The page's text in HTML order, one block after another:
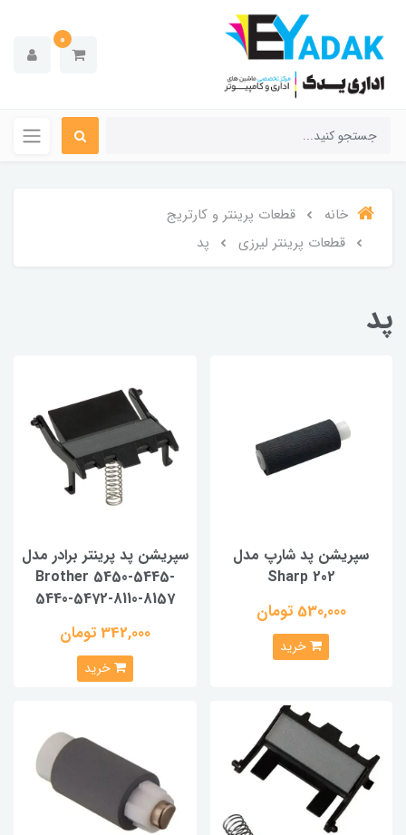
0
خانه
قطعات پرینتر و کارتریج
قطعات پرینتر لیرزی
پد
پد
سپریشن پد شارپ مدل
Sharp 202
530,000 تومان
خرید
سپریشن پد پرینتر برادر مدل
Brother 5450-5445-
5440-5472-8110-8157
342,000 تومان
خرید